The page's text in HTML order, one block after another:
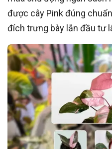
được cây Pink đúng
đích trưng bày lẫn đầu tư